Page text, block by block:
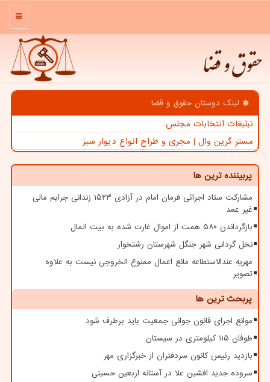
منو
حقوق و قضا
لینک دوستان حقوق و قضا
تبلیغات انتخابات مجلس
مستر گرین وال | مجری و طراح انواع دیوار سبز
پربیننده ترین ها
مشارکت ستاد اجرائی فرمان امام در آزادی ۱۵۲۳ زندانی جرایم مالی
غیر عمد
بازگرداندن ۵۸۰ همت از اموال غارت شده به بیت المال
نخل گردانی شهر جنگل شهرستان رشتخوار
مهریه عندالاستطاعه مانع اعمال ممنوع الخروجی نیست به علاوه
تصویر
پربحث ترین ها
موانع اجرای قانون جوانی جمعیت باید برطرف شود
طوفان ۱۱۵ کیلومتری در سیستان
بازدید رئیس کانون سردفتران از خبرگزاری مهر
سروده جدید افشین علا در آستانه اربعین حسینی